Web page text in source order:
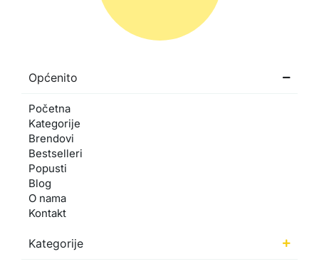
Općenito
Početna
Kategorije
Brendovi
Bestselleri
Popusti
Blog
O nama
Kontakt
Kategorije